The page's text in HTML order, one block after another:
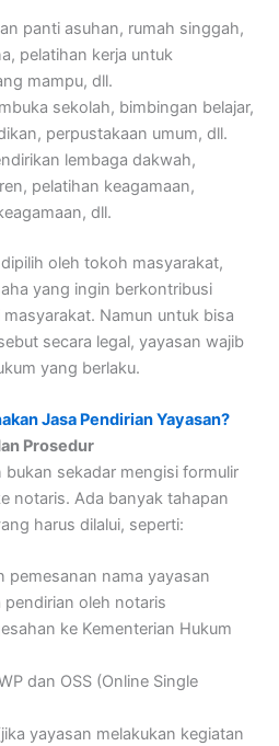
panti asuhan, rumah singgah,
pelatihan kerja untuk
mampu, dll.
sekolah, bimbingan belajar,
perpustakaan umum, dll.
lembaga dakwah,
pelatihan keagamaan,
dll.
oleh tokoh masyarakat,
yang ingin berkontribusi
Namun untuk bisa
secara legal, yayasan wajib
yang berlaku.
Jasa Pendirian Yayasan?
Prosedur
sekadar mengisi formulir
notaris. Ada banyak tahapan
harus dilalui, seperti:
pemesanan nama yayasan
pendirian oleh notaris
ke Kementerian Hukum
dan OSS (Online Single
yayasan melakukan kegiatan